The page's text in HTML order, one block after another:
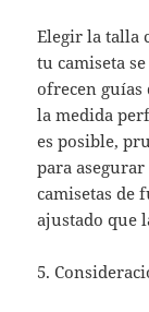
Elegir la talla
tu camiseta
ofrecen guías
la medida
es posible,
para
camisetas de
ajustado que
5.